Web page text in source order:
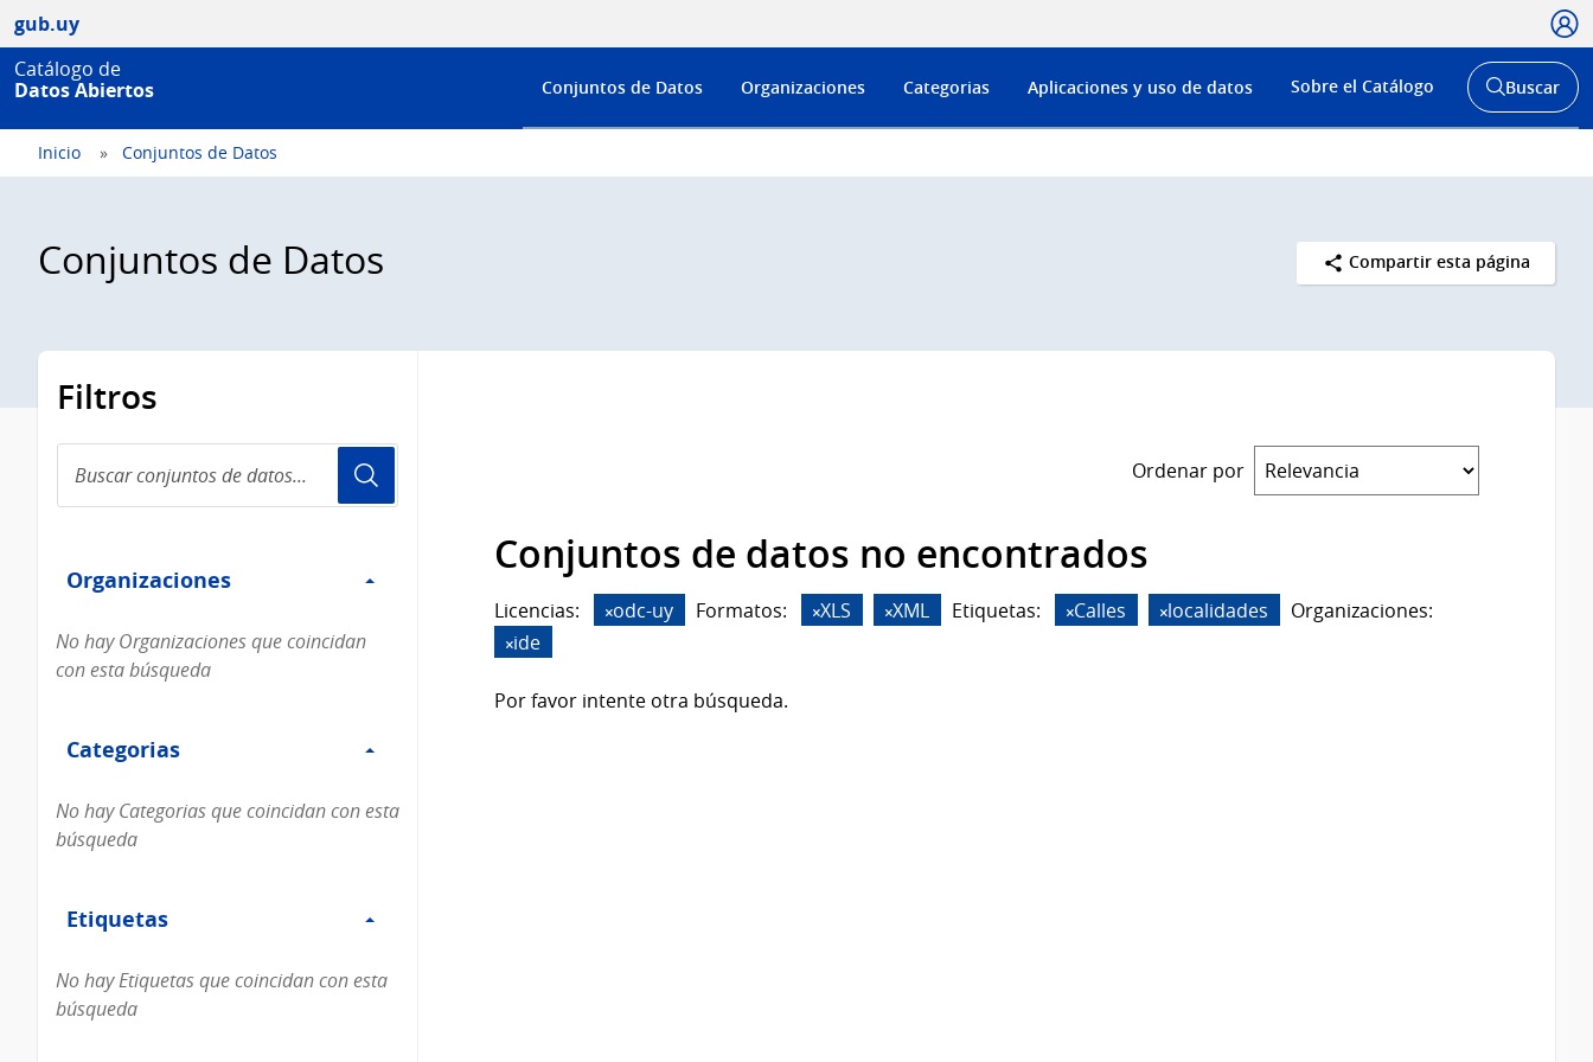
gub.uy
Catálogo de
Datos Abiertos
Menú
de
Conjuntos de Datos Organizaciones Categorias Aplicaciones y uso de datos Sobre el Catálogo
Abrir
buscador
Buscar
Inicio Conjuntos de Datos
Conjuntos de Datos Compartir esta página
Filtros
conjuntos
de
Organizaciones
Organizaciones
No hay Organizaciones que coincidan
con esta búsqueda
Categorias
Categorias
No hay Categorias que coincidan con esta
búsqueda
Etiquetas
Etiquetas
No hay Etiquetas que coincidan con esta
búsqueda
Ordenar por
Conjuntos de datos no encontrados
Licencias: odc-uy Formatos: XLS XML Etiquetas: Calles localidades
Organizaciones:
ide
Por favor intente otra búsqueda.